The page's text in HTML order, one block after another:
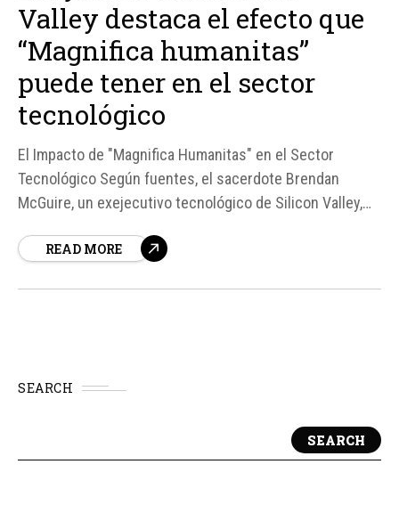
Valley destaca el efecto que
“Magnifica humanitas”
puede tener en el sector
tecnológico
El Impacto de "Magnifica Humanitas" en el Sector
Tecnológico Según fuentes, el sacerdote Brendan
McGuire, un exejecutivo tecnológico de Silicon Valley,
humanitas" del Papa León XIV en el sector tecnológico.
READ MORE
SEARCH
SEARCH